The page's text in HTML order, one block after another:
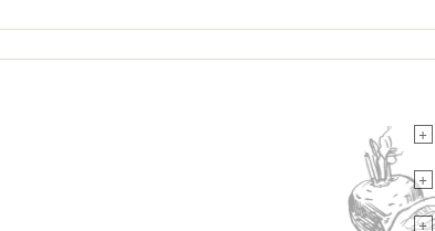
+
+
+